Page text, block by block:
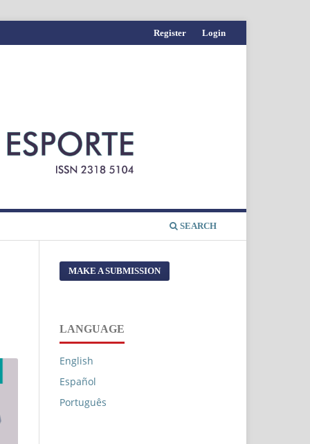
SEARCH
Register Login
MAKE A SUBMISSION
LANGUAGE
English
Español
Português